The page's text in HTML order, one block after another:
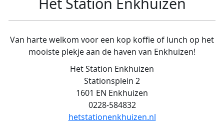
Van harte welkom voor een kop koffie of lunch op het
mooiste plekje aan de haven van Enkhuizen!
Het Station Enkhuizen
Stationsplein 2
1601 EN Enkhuizen
0228-584832
hetstationenkhuizen.nl